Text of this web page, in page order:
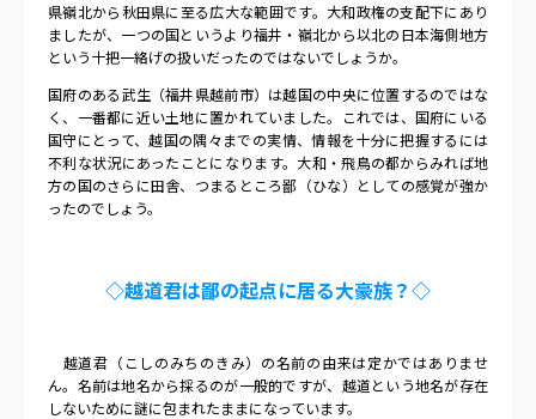
県嶺北から秋田県に至る広大な範囲です。大和政権の支配下にあり
ましたが、一つの国というより福井・嶺北から以北の日本海側地方
という十把一絡げの扱いだったのではないでしょうか。
国府のある武生（福井県越前市）は越国の中央に位置するのではな
く、一番都に近い土地に置かれていました。これでは、国府にいる
国守にとって、越国の隅々までの実情、情報を十分に把握するには
不利な状況にあったことになります。大和・飛鳥の都からみれば地
方の国のさらに田舎、つまるところ鄙（ひな）としての感覚が強か
ったのでしょう。
◇越道君は鄙の起点に居る大豪族？◇
越道君（こしのみちのきみ）の名前の由来は定かではありませ
ん。名前は地名から採るのが一般的ですが、越道という地名が存在
しないために謎に包まれたままになっています。